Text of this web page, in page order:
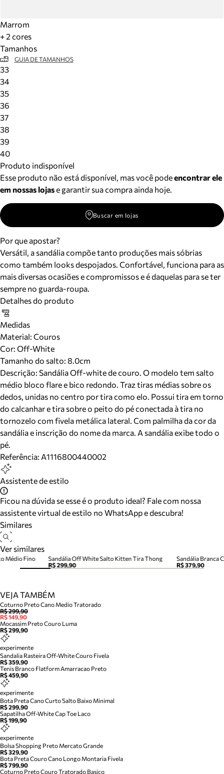
Marrom
+ 2 cores
Tamanhos
GUIA DE TAMANHOS
33
34
35
36
37
38
39
40
Produto indisponível
Esse produto não está disponível, mas você podeencontrar ele
em nossas lojase garantir sua compra ainda hoje.
Buscar em lojas
Por que apostar?
Versátil, a sandália compõe tanto produções mais sóbrias
como também looks despojados. Confortável, funciona para as
mais diversas ocasiões e compromissos e é daquelas para se ter
sempre no guarda-roupa.
Detalhes do produto
Medidas
Material: Couros
Cor: Off-White
Tamanho do salto: 8.0cm
Descrição: Sandália Off-white de couro. O modelo tem salto
médio bloco flare e bico redondo. Traz tiras médias sobre os
dedos, unidas no centro por tira como elo. Possui tira em torno
do calcanhar e tira sobre o peito do pé conectada à tira no
tornozelo com fivela metálica lateral. Com palmilha da cor da
sandália e inscrição do nome da marca. A sandália exibe todo o
pé.
Referência: A1116800440002
Assistente de estilo
Ficou na dúvida se esse é o produto ideal? Fale com nossa
assistente virtual de estilo no WhatsApp e descubra!
Similares
Ver similares
Sandália Off White Salto Kitten Tira Thong
R$ 299,90
Sandália Branca
R$ 379,90
Médio Fino
VEJA TAMBÉM
Coturno Preto Cano Medio Tratorado
R$ 299,90
R$ 149,90
Mocassim Preto Couro Luma
R$ 299,90
experimente
Sandalia Rasteira Off-White Couro Fivela
R$ 359,90
Tenis Branco Flatform Amarracao Preto
R$ 459,90
experimente
Bota Preta Cano Curto Salto Baixo Minimal
R$ 299,90
Sapatilha Off-White Cap Toe Laco
R$ 199,90
experimente
Bolsa Shopping Preto Mercato Grande
R$ 329,90
Bota Preta Couro Cano Longo Montaria Fivela
R$ 799,90
Coturno Preto Couro Tratorado Basico